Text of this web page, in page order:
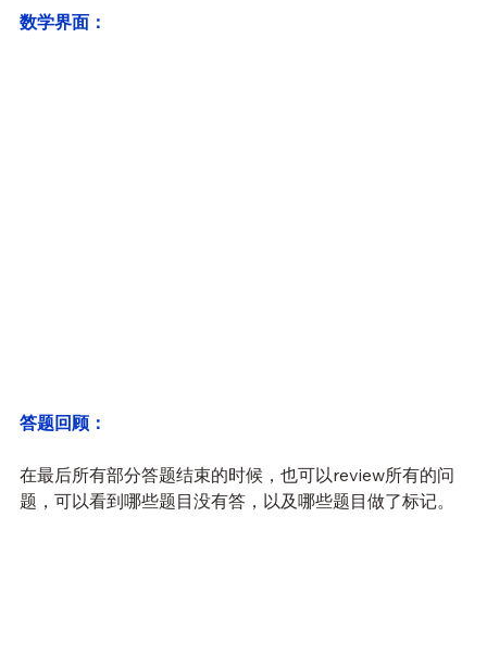
数学界面：
答题回顾：
在最后所有部分答题结束的时候，也可以review所有的问
题，可以看到哪些题目没有答，以及哪些题目做了标记。